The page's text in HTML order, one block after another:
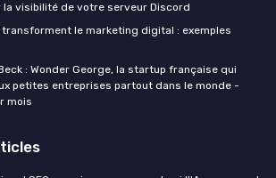
visibilité de votre serveur Discord
le marketing digital : exemples
: Wonder George, la startup française qui
petites entreprises partout dans le monde -
mois